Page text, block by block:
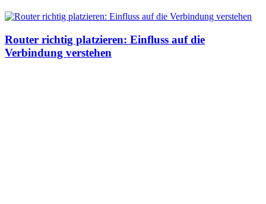
Router richtig platzieren: Einfluss auf die
Verbindung verstehen